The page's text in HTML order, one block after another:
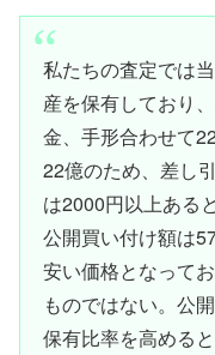
私たちの査定では
産を保有しており
金、手形合わせて
22億のため、差し
は2000円以上ある
公開買い付け額は
安い価格となって
ものではない。公
保有比率を高める